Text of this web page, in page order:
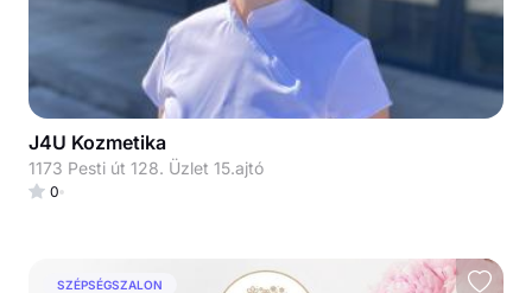
J4U Kozmetika
1173 Pesti út 128. Üzlet 15.ajtó
0
SZÉPSÉGSZALON